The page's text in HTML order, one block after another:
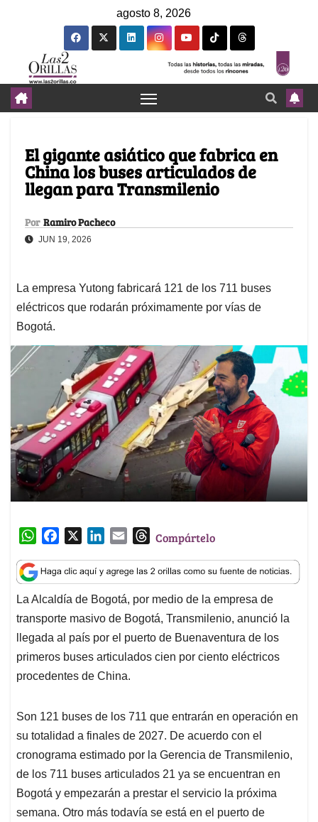
agosto 8, 2026
El gigante asiático que fabrica en
China los buses articulados de
llegan para Transmilenio
Por Ramiro Pacheco
JUN 19, 2026
La empresa Yutong fabricará 121 de los 711 buses
eléctricos que rodarán próximamente por vías de
Bogotá.
W
a
t
s
A
p
p
c
e
b
o
o
k
n
k
e
d
I
n
a
i
l
T
r
e
a
d
s
Compártelo
La Alcaldía de Bogotá, por medio de la empresa de
transporte masivo de Bogotá, Transmilenio, anunció la
llegada al país por el puerto de Buenaventura de los
primeros buses articulados cien por ciento eléctricos
procedentes de China.
Son 121 buses de los 711 que entrarán en operación en
su totalidad a finales de 2027. De acuerdo con el
cronograma estimado por la Gerencia de Transmilenio,
de los 711 buses articulados 21 ya se encuentran en
Bogotá y empezarán a prestar el servicio la próxima
semana. Otro más todavía se está en el puerto de